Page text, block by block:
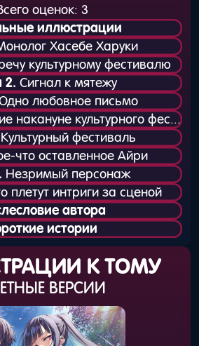
оценок: 3
иллюстрации
Хасебе Харуки
культурному фестивалю
2. Сигнал к мятежу
любовное письмо
культурного фестиваля
Культурный фестиваль
что оставленное Айри
Незримый персонаж
плетут интриги за сценой
автора
истории
К ТОМУ
ВЕРСИИ